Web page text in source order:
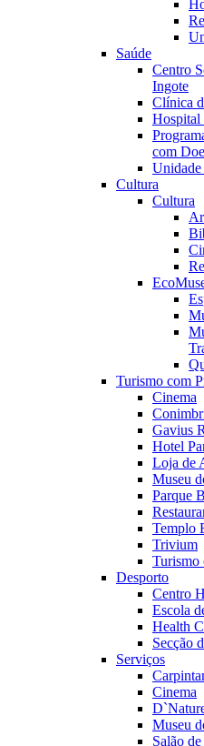
Saúde
Centro
Ingote
Clínica
Hospital
com
Unidade
Cultura
Cultura
Turismo com
Cinema
Gavius
Hotel
Loja de
Museu
Parque
Templo
Trivium
Turismo
Desporto
Centro
Escola
Health
Secção
Serviços
Cinema
Museu
Salão de